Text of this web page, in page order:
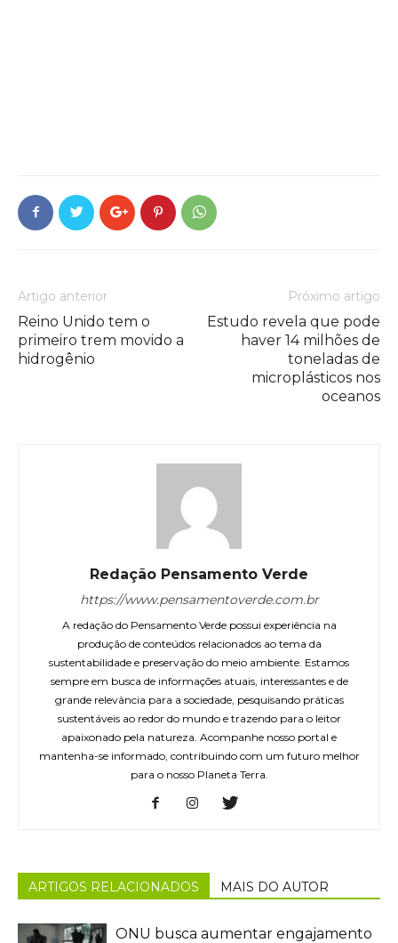
Artigo anterior
Reino Unido tem o
primeiro trem movido a
hidrogênio
Próximo artigo
Estudo revela que pode
haver 14 milhões de
toneladas de
microplásticos nos
oceanos
Redação Pensamento Verde
https://www.pensamentoverde.com.br
A redação do Pensamento Verde possui experiência na
produção de conteúdos relacionados ao tema da
sustentabilidade e preservação do meio ambiente. Estamos
sempre em busca de informações atuais, interessantes e de
grande relevância para a sociedade, pesquisando práticas
sustentáveis ao redor do mundo e trazendo para o leitor
apaixonado pela natureza. Acompanhe nosso portal e
mantenha-se informado, contribuindo com um futuro melhor
para o nosso Planeta Terra.
ARTIGOS RELACIONADOS MAIS DO AUTOR
ONU busca aumentar engajamento